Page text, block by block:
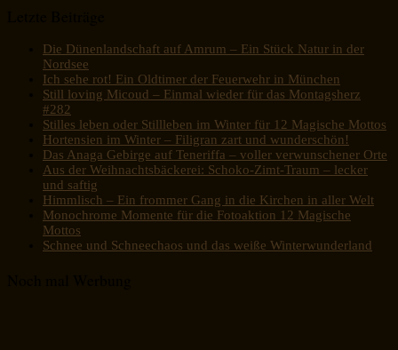
Die Dünenlandschaft auf Amrum – Ein Stück Natur in der
Nordsee
Ich sehe rot! Ein Oldtimer der Feuerwehr in München
Still loving Micoud – Einmal wieder für das Montagsherz
#282
Stilles leben oder Stillleben im Winter für 12 Magische Mottos
Hortensien im Winter – Filigran zart und wunderschön!
Das Anaga Gebirge auf Teneriffa – voller verwunschener Orte
Aus der Weihnachtsbäckerei: Schoko-Zimt-Traum – lecker
und saftig
Himmlisch – Ein frommer Gang in die Kirchen in aller Welt
Monochrome Momente für die Fotoaktion 12 Magische
Mottos
Schnee und Schneechaos und das weiße Winterwunderland